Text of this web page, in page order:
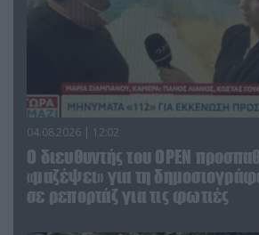
04.08.2026 | 12:02
O διευθυντής του OPEN
«μαζέψει» για τη
σε ρεπορτάζ για τις φωτιές